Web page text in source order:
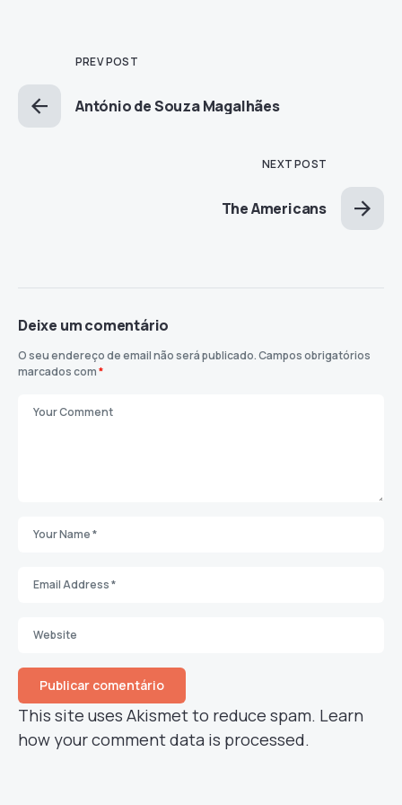
PREV POST
António de Souza Magalhães
NEXT POST
The Americans
Deixe um comentário
O seu endereço de email não será publicado.Campos obrigatórios
marcados com*
This site uses Akismet to reduce spam. Learn
how your comment data is processed.